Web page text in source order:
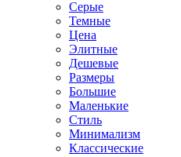
Серые
Темные
Цена
Элитные
Дешевые
Размеры
Большие
Маленькие
Стиль
Минимализм
Классические